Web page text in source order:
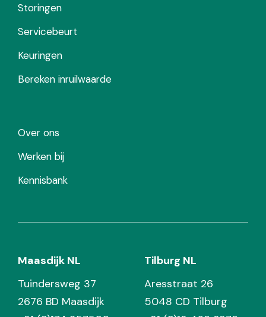
Storingen
Servicebeurt
Keuringen
Bereken inruilwaarde
Over ons
Werken bij
Kennisbank
Maasdijk NL
Tuindersweg 37
2676 BD Maasdijk
Tilburg NL
Aresstraat 26
5048 CD Tilburg